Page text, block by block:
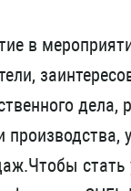
в
дела,
производства,
стать